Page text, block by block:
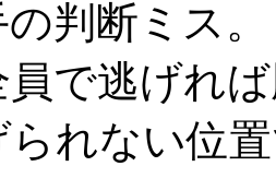
判断ミス。
員で逃げれ
れない位